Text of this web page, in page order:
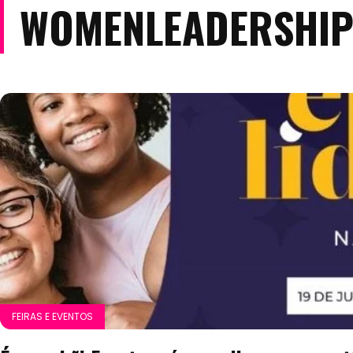
WOMENLEADERSHIP
FEIRAS E EVENTOS